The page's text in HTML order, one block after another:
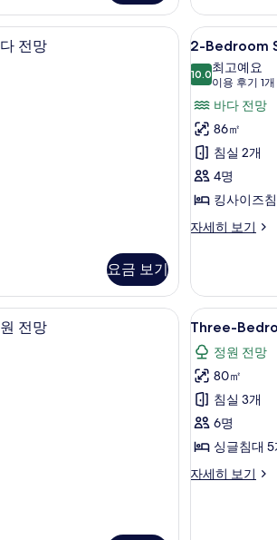
수
영
장
전
망
사
진
모
두
보
침
실
1
금
수
영
장
전
망
세
히
보
주니어룸, 침실 1개, 금연, 바다 전망 | 1 개의 침실, 미니
전망
요금 보기
2-
Bedroom
Seafront
Suite
사
진
모
두
기
7
2-Bedroom
10.010.0점 만점 중
최고예요
이용 후기 1개
(이
용
후
기
개)
바다 전망
86㎡
침실 2개
4명
킹사이즈
자세히 보기
2-
자
세
히
보
기
디럭스룸, 침실 1개, 금연, 정원 전망 | 1 개의 침실, 미니
전망
Three-
Bedroom
Family
Casita
사
진
모
두
10
Three-
정원 전망
80㎡
침실 3개
6명
싱글침대 5
자세히 보기
Three-